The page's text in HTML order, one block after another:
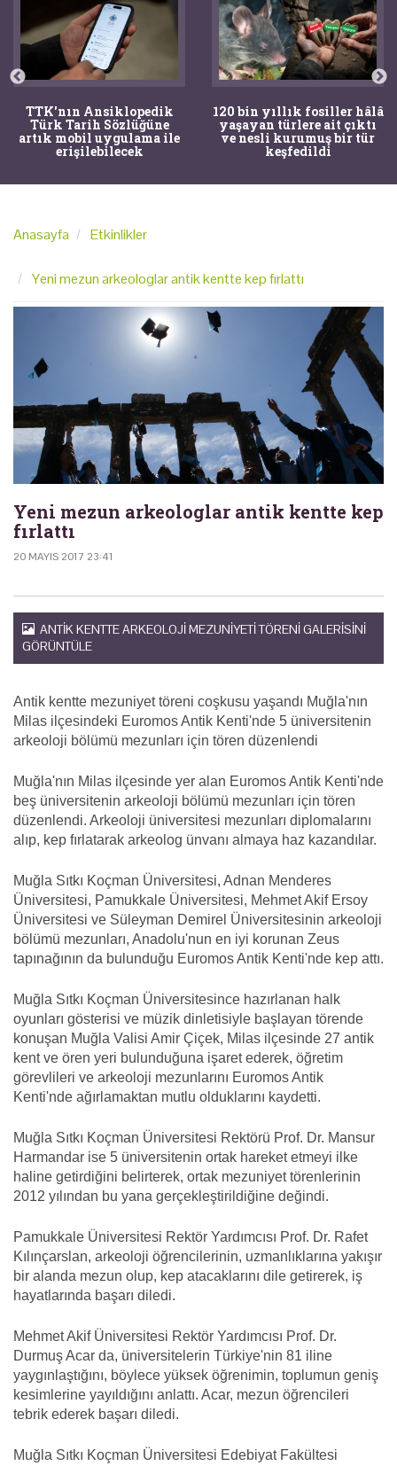
TTK'nın Ansiklopedik
Türk Tarih Sözlüğüne
artık mobil uygulama ile
erişilebilecek
120 bin yıllık fosiller hâlâ
yaşayan türlere ait çıktı
ve nesli kurumuş bir tür
keşfedildi
Anasayfa Etkinlikler
Yeni mezun arkeologlar antik kentte kep fırlattı
Yeni mezun arkeologlar antik kentte kep
fırlattı
20 MAYIS 2017 23:41
ANTIK KENTTE ARKEOLOJI MEZUNIYETI TÖRENI GALERISINI
GÖRÜNTÜLE
Antik kentte mezuniyet töreni coşkusu yaşandı Muğla'nın
Milas ilçesindeki Euromos Antik Kenti'nde 5 üniversitenin
arkeoloji bölümü mezunları için tören düzenlendi
Muğla'nın Milas ilçesinde yer alan Euromos Antik Kenti'nde
beş üniversitenin arkeoloji bölümü mezunları için tören
düzenlendi. Arkeoloji üniversitesi mezunları diplomalarını
alıp, kep fırlatarak arkeolog ünvanı almaya haz kazandılar.
Muğla Sıtkı Koçman Üniversitesi, Adnan Menderes
Üniversitesi, Pamukkale Üniversitesi, Mehmet Akif Ersoy
Üniversitesi ve Süleyman Demirel Üniversitesinin arkeoloji
bölümü mezunları, Anadolu'nun en iyi korunan Zeus
tapınağının da bulunduğu Euromos Antik Kenti'nde kep attı.
Muğla Sıtkı Koçman Üniversitesince hazırlanan halk
oyunları gösterisi ve müzik dinletisiyle başlayan törende
konuşan Muğla Valisi Amir Çiçek, Milas ilçesinde 27 antik
kent ve ören yeri bulunduğuna işaret ederek, öğretim
görevlileri ve arkeoloji mezunlarını Euromos Antik
Kenti'nde ağırlamaktan mutlu olduklarını kaydetti.
Muğla Sıtkı Koçman Üniversitesi Rektörü Prof. Dr. Mansur
Harmandar ise 5 üniversitenin ortak hareket etmeyi ilke
haline getirdiğini belirterek, ortak mezuniyet törenlerinin
2012 yılından bu yana gerçekleştirildiğine değindi.
Pamukkale Üniversitesi Rektör Yardımcısı Prof. Dr. Rafet
Kılınçarslan, arkeoloji öğrencilerinin, uzmanlıklarına yakışır
bir alanda mezun olup, kep atacaklarını dile getirerek, iş
hayatlarında başarı diledi.
Mehmet Akif Üniversitesi Rektör Yardımcısı Prof. Dr.
Durmuş Acar da, üniversitelerin Türkiye'nin 81 iline
yaygınlaştığını, böylece yüksek öğrenimin, toplumun geniş
kesimlerine yayıldığını anlattı. Acar, mezun öğrencileri
tebrik ederek başarı diledi.
Muğla Sıtkı Koçman Üniversitesi Edebiyat Fakültesi